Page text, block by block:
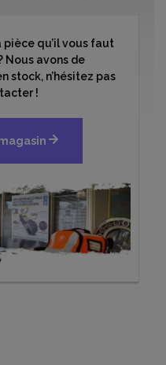
pièce qu’il vous faut
Nous avons de
stock, n’hésitez pas
!